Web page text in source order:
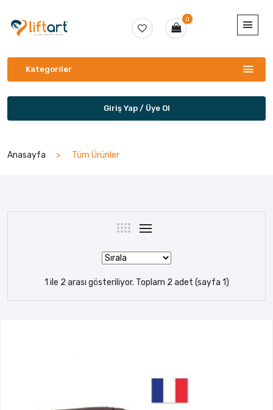
0
Kategoriler
Giriş Yap / Üye Ol
Anasayfa Tüm Ürünler
1 ile 2 arası gösteriliyor. Toplam 2 adet (sayfa 1)